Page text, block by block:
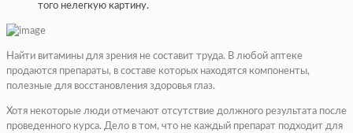
того нелегкую картину.
Найти витамины для зрения не составит труда. В любой аптеке
продаются препараты, в составе которых находятся компоненты,
полезные для восстановления здоровья глаз.
Хотя некоторые люди отмечают отсутствие должного результата после
проведенного курса. Дело в том, что не каждый препарат подходит для